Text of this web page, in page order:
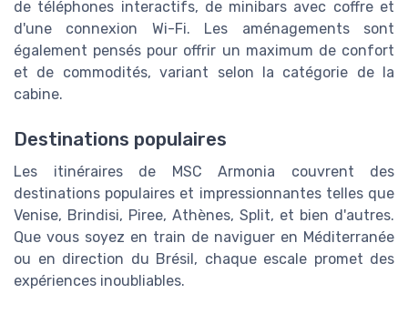
de téléphones interactifs, de minibars avec coffre et
d'une connexion Wi-Fi. Les aménagements sont
également pensés pour offrir un maximum de confort
et de commodités, variant selon la catégorie de la
cabine.
Destinations populaires
Les itinéraires de MSC Armonia couvrent des
destinations populaires et impressionnantes telles que
Venise, Brindisi, Piree, Athènes, Split, et bien d'autres.
Que vous soyez en train de naviguer en Méditerranée
ou en direction du Brésil, chaque escale promet des
expériences inoubliables.